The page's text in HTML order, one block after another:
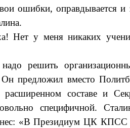
ошибки, оправдывается и
Нет у меня никаких
решить
предложил вместо
составе и
специфичной.
«В Президиум ЦК